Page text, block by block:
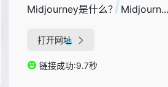
Midjourney是什么？ Midjourn...
打开网址
链接成功:9.7秒